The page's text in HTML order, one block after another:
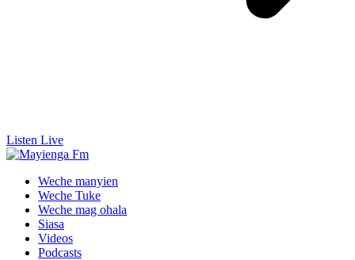
Listen Live
Weche manyien
Weche Tuke
Weche mag ohala
Siasa
Videos
Podcasts